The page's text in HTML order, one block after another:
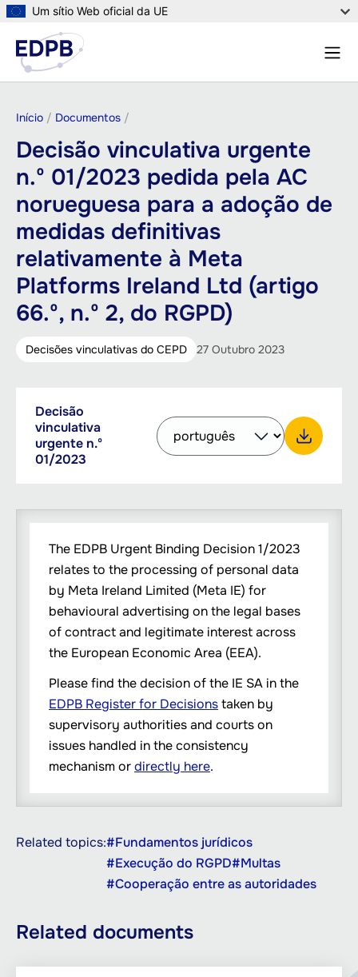
Passar
conteúdo
Um sítio Web oficial da UE
Menu
Navegação
estrutural
Início Documentos
Decisão vinculativa urgente
n.º 01/2023 pedida pela AC
norueguesa para a adoção de
medidas definitivas
relativamente à Meta
Platforms Ireland Ltd (artigo
66.º, n.º 2, do RGPD)
Decisões vinculativas do CEPD 27 Outubro 2023
Downloadable
documents
Decisão
vinculativa
urgente n.º
01/2023
PDF,
1.97
MB
Select
other
language
with
the
button
The EDPB Urgent Binding Decision 1/2023
relates to the processing of personal data
by Meta Ireland Limited (Meta IE) for
behavioural advertising on the legal bases
of contract and legitimate interest across
the European Economic Area (EEA).
Please find the decision of the IE SA in the
EDPB Register for Decisionstaken by
supervisory authorities and courts on
issues handled in the consistency
mechanism ordirectly here.
Related topics:#Fundamentos jurídicos
#Execução do RGPD#Multas
#Cooperação entre as autoridades
Related documents